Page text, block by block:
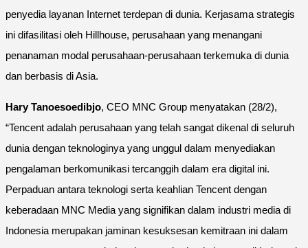
penyedia layanan Internet terdepan di dunia. Kerjasama strategis
ini difasilitasi oleh Hillhouse, perusahaan yang menangani
penanaman modal perusahaan-perusahaan terkemuka di dunia
dan berbasis di Asia.
Hary Tanoesoedibjo, CEO MNC Group menyatakan (28/2),
“Tencent adalah perusahaan yang telah sangat dikenal di seluruh
dunia dengan teknologinya yang unggul dalam menyediakan
pengalaman berkomunikasi tercanggih dalam era digital ini.
Perpaduan antara teknologi serta keahlian Tencent dengan
keberadaan MNC Media yang signifikan dalam industri media di
Indonesia merupakan jaminan kesuksesan kemitraan ini dalam